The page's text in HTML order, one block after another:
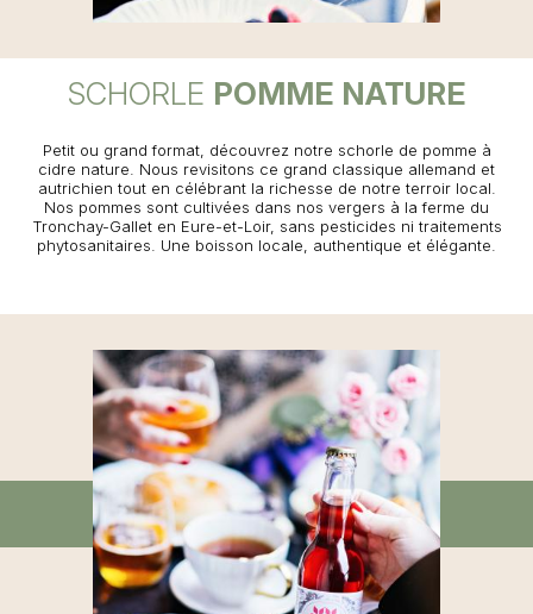
SCHORLE POMME NATURE
Petit ou grand format, découvrez notre schorle de pomme à
cidre nature. Nous revisitons ce grand classique allemand et
autrichien tout en célébrant la richesse de notre terroir local.
Nos pommes sont cultivées dans nos vergers à la ferme du
Tronchay-Gallet en Eure-et-Loir, sans pesticides ni traitements
phytosanitaires. Une boisson locale, authentique et élégante.